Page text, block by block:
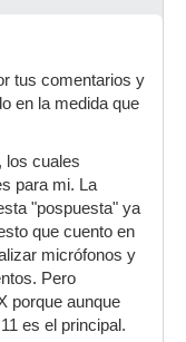
tus comentarios y
en la medida que
los cuales
para mi. La
"pospuesta" ya
que cuento en
micrófonos y
Pero
porque aunque
es el principal.